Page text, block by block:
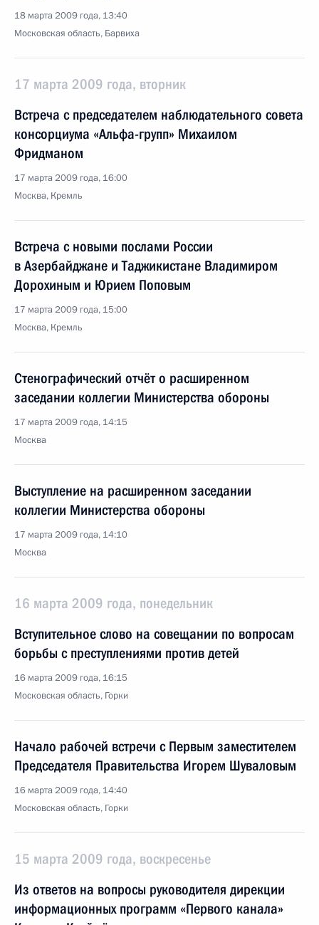
18 марта 2009 года, 13:40
Московская область, Барвиха
17 марта 2009 года, вторник
Встреча с председателем наблюдательного совета
консорциума «Альфа-групп» Михаилом
Фридманом
17 марта 2009 года, 16:00
Москва, Кремль
Встреча с новыми послами России
в Азербайджане и Таджикистане Владимиром
Дорохиным и Юрием Поповым
17 марта 2009 года, 15:00
Москва, Кремль
Стенографический отчёт о расширенном
заседании коллегии Министерства обороны
17 марта 2009 года, 14:15
Москва
Выступление на расширенном заседании
коллегии Министерства обороны
17 марта 2009 года, 14:10
Москва
16 марта 2009 года, понедельник
Вступительное слово на совещании по вопросам
борьбы с преступлениями против детей
16 марта 2009 года, 16:15
Московская область, Горки
Начало рабочей встречи с Первым заместителем
Председателя Правительства Игорем Шуваловым
16 марта 2009 года, 14:40
Московская область, Горки
15 марта 2009 года, воскресенье
Из ответов на вопросы руководителя дирекции
информационных программ «Первого канала»